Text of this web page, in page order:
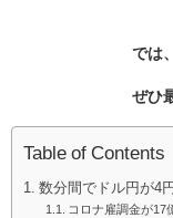
では
ぜひ
Table of Contents
数分間でドル円が4
コロナ雇調金が17